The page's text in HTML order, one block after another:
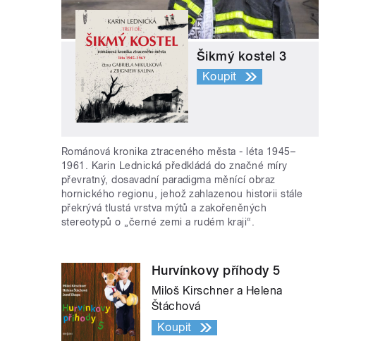
Šikmý kostel 3
Koupit
Románová kronika ztraceného města - léta 1945–
1961. Karin Lednická předkládá do značné míry
převratný, dosavadní paradigma měnící obraz
hornického regionu, jehož zahlazenou historii stále
překrývá tlustá vrstva mýtů a zakořeněných
stereotypů o „černé zemi a rudém kraji“.
Hurvínkovy příhody 5
Miloš Kirschner a Helena
Štáchová
Koupit